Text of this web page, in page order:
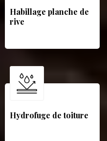
Habillage planche de
rive
Hydrofuge de toiture